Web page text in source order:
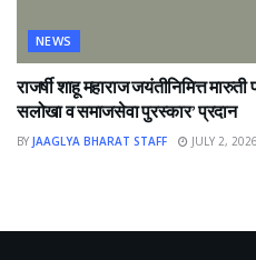
NEWS
राजर्षी शाहू महाराज जयंतीनिमित्त मारुती
सलोखा व समाजसेवा पुरस्कार’ प्रदान
BY JAAGLYA BHARAT STAFF JULY 2, 2026